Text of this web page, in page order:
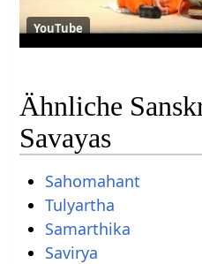
YouTube
Ähnliche
Savayas
Sahomahant
Tulyartha
Samarthika
Savirya